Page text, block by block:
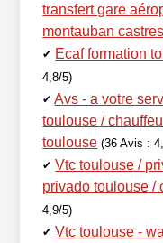
transfert gare
montauban
✔ Ecaf formation
4,8/5)
✔ Avs - a votre
toulouse /
toulouse (36 Avis :
✔ Vtc toulouse /
privado toulouse /
4,9/5)
✔ Vtc toulouse -